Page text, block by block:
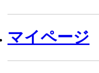
マイページ